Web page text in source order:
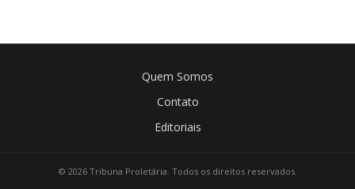
Quem Somos
Contato
Editoriais
© 2026 Tribuna Proletária. Todos os direitos reservados.